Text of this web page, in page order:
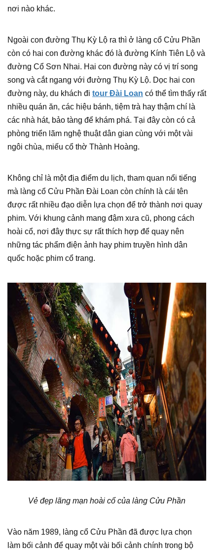
nơi nào khác.
Ngoài con đường Thụ Kỳ Lộ ra thì ở làng cổ Cửu Phần
còn có hai con đường khác đó là đường Kính Tiên Lộ và
đường Cổ Sơn Nhai. Hai con đường này có vị trí song
song và cắt ngang với đường Thụ Kỳ Lộ. Dọc hai con
đường này, du khách đi tour Đài Loan có thể tìm thấy rất
nhiều quán ăn, các hiệu bánh, tiệm trà hay thậm chí là
các nhà hát, bảo tàng để khám phá. Tại đây còn có cả
phòng triển lãm nghệ thuật dân gian cùng với một vài
ngôi chùa, miếu cổ thờ Thành Hoàng.
Không chỉ là một địa điểm du lịch, tham quan nổi tiếng
mà làng cổ Cửu Phần Đài Loan còn chính là cái tên
được rất nhiều đạo diễn lựa chọn để trở thành nơi quay
phim. Với khung cảnh mang đậm xưa cũ, phong cách
hoài cổ, nơi đây thực sự rất thích hợp để quay nên
những tác phẩm điện ảnh hay phim truyền hình dân
quốc hoặc phim cổ trang.
Vẻ đẹp lãng mạn hoài cổ của làng Cửu Phần
Vào năm 1989, làng cổ Cửu Phần đã được lựa chọn
làm bối cảnh để quay một vài bối cảnh chính trong bộ